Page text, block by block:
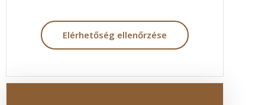
Elérhetőség ellenőrzése